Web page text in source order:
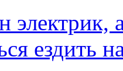
электрик,
ездить